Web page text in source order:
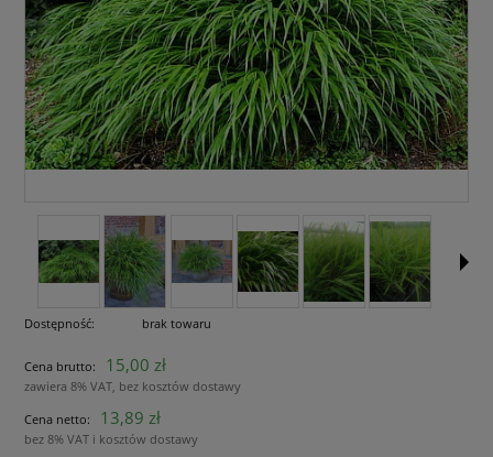
Dostępność: brak towaru
Cena brutto: 15,00 zł
zawiera 8% VAT, bez kosztów dostawy
Cena netto:
13,89 zł
bez 8% VAT i kosztów dostawy